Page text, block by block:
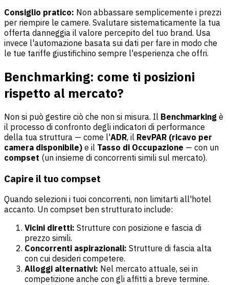
Consiglio pratico: Non abbassare semplicemente i prezzi
per riempire le camere. Svalutare sistematicamente la tua
offerta danneggia il valore percepito del tuo brand. Usa
invece l'automazione basata sui dati per fare in modo che
le tue tariffe giustifichino sempre l'esperienza che offri.
Benchmarking: come ti posizioni
rispetto al mercato?
Non si può gestire ciò che non si misura. Il Benchmarking è
il processo di confronto degli indicatori di performance
della tua struttura — come l'ADR, il RevPAR (ricavo per
camera disponibile) e il Tasso di Occupazione — con un
compset (un insieme di concorrenti simili sul mercato).
Capire il tuo compset
Quando selezioni i tuoi concorrenti, non limitarti all'hotel
accanto. Un compset ben strutturato include:
Vicini diretti: Strutture con posizione e fascia di
prezzo simili.
Concorrenti aspirazionali: Strutture di fascia alta
con cui desideri competere.
Alloggi alternativi: Nel mercato attuale, sei in
competizione anche con gli affitti a breve termine.